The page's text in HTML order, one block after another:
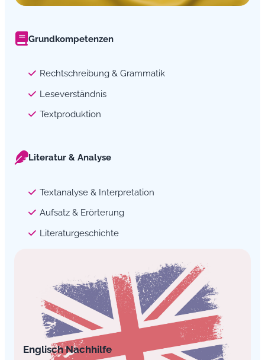
Grundkompetenzen
Rechtschreibung & Grammatik
Leseverständnis
Textproduktion
Literatur & Analyse
Textanalyse & Interpretation
Aufsatz & Erörterung
Literaturgeschichte
Englisch Nachhilfe